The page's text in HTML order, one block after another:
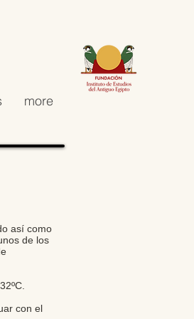
more
así como
de los
con el